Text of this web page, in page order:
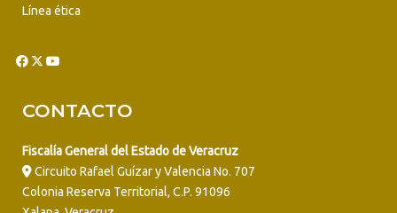
Línea ética
CONTACTO
Fiscalía General del Estado de Veracruz
Circuito Rafael Guízar y Valencia No. 707
Colonia Reserva Territorial, C.P. 91096